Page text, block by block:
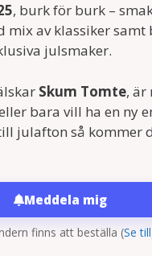
, burk för burk –
mix av klassiker samt
julsmaker.
Skum Tomte, är
bara vill ha en ny
julafton så kommer
Meddela mig
finns att beställa (Se